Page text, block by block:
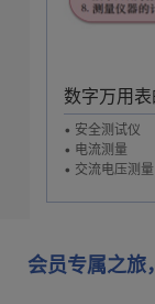
会员专属之旅
数字万用
• 安全测试仪
• 电流测量
• 交流电压测量